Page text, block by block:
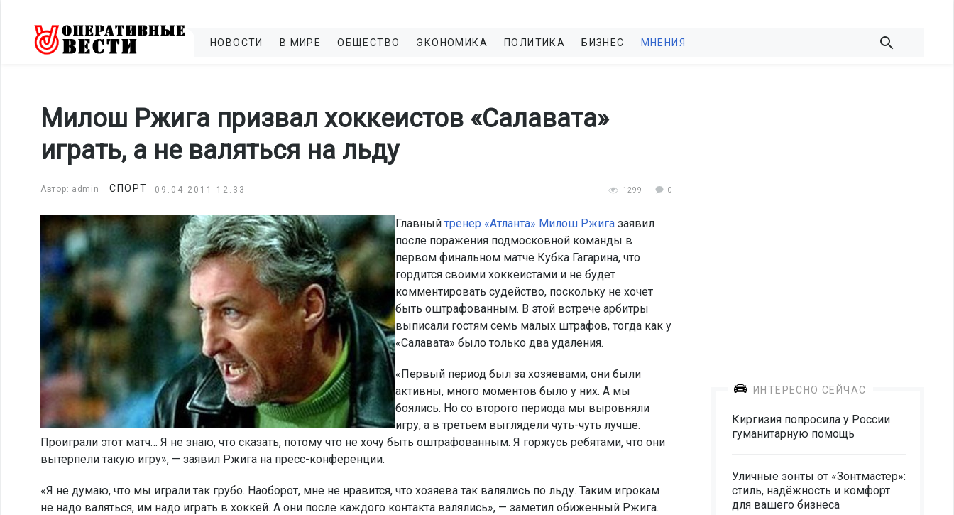
НОВОСТИ В МИРЕ ОБЩЕСТВО ЭКОНОМИКА ПОЛИТИКА БИЗНЕС МНЕНИЯ
Милош Ржига призвал хоккеистов «Салавата»
играть, а не валяться на льду
Автор: admin СПОРТ 09.04.2011 12:33 1299 0
Главный тренер «Атланта» Милош Ржига заявил
после поражения подмосковной команды в
первом финальном матче Кубка Гагарина, что
гордится своими хоккеистами и не будет
комментировать судейство, поскольку не хочет
быть оштрафованным. В этой встрече арбитры
выписали гостям семь малых штрафов, тогда как у
«Салавата» было только два удаления.
«Первый период был за хозяевами, они были
активны, много моментов было у них. А мы
боялись. Но со второго периода мы выровняли
игру, а в третьем выглядели чуть-чуть лучше.
Проиграли этот матч… Я не знаю, что сказать, потому что не хочу быть оштрафованным. Я горжусь ребятами, что они
вытерпели такую игру», — заявил Ржига на пресс-конференции.
«Я не думаю, что мы играли так грубо. Наоборот, мне не нравится, что хозяева так валялись по льду. Таким игрокам
не надо валяться, им надо играть в хоккей. А они после каждого контакта валялись», — заметил обиженный Ржига.
ИНТЕРЕСНО СЕЙЧАС
Киргизия попросила у России
гуманитарную помощь
Уличные зонты от «Зонтмастер»:
стиль, надёжность и комфорт
для вашего бизнеса